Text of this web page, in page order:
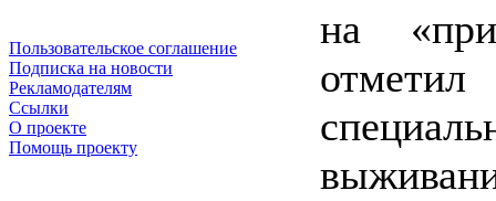
Пользовательское соглашение
Подписка на новости
Рекламодателям
Ссылки
О проекте
Помощь проекту
на